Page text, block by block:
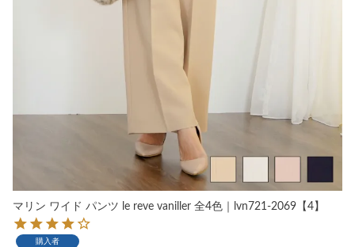
マリン ワイド パンツ le reve vaniller 全4色｜lvn721-2069【4】
購入者